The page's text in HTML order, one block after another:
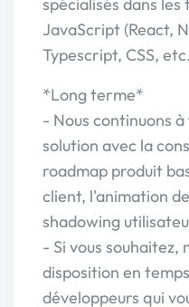
JavaScript (React,
Typescript, CSS, etc.
*Long terme*
- Nous continuons
solution avec la
roadmap produit
client, l'animation
shadowing
- Si vous souhaitez,
disposition en
développeurs qui